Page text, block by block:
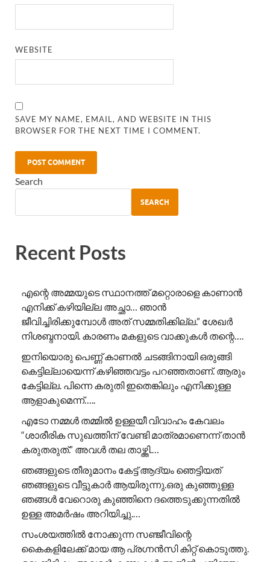
WEBSITE
SAVE MY NAME, EMAIL, AND WEBSITE IN THIS
BROWSER FOR THE NEXT TIME I COMMENT.
Search
SEARCH
Recent Posts
എന്റെ അമ്മയുടെ സ്ഥാനത്ത് മറ്റൊരാളെ കാണാൻ
എനിക്ക് കഴിയില്ല അച്ഛാ… ഞാൻ
ജീവിച്ചിരിക്കുമ്പോൾ അത് സമ്മതിക്കില്ല.” ശേഖർ
നിശബ്ദനായി. കാരണം മകളുടെ വാക്കുകൾ തന്റെ….
ഇനിയൊരു പെണ്ണ് കാണൽ ചടങ്ങിനായി ഒരുങ്ങി
കെട്ടില്ലായെന്ന് കഴിഞ്ഞവട്ടം പറഞ്ഞതാണ്. ആരും
കേട്ടില്ല. പിന്നെ കരുതി ഇതെങ്കിലും എനിക്കുള്ള
ആളാകുമെന്ന്…..
എടോ നമ്മൾ തമ്മിൽ ഉള്ളയീ വിവാഹം കേവലം
“ശാരീരിക സുഖത്തിന് വേണ്ടി മാത്രമാണെന്ന് താൻ
കരുതരുത്.” അവൾ തല താഴ്ത്തി.…
ഞങ്ങളുടെ തീരുമാനം കേട്ട് ആദ്യം ഞെട്ടിയത്
ഞങ്ങളുടെ വീട്ടുകാർ ആയിരുന്നു.ഒരു കുഞ്ഞുള്ള
ഞങ്ങൾ വേറൊരു കുഞ്ഞിനെ ദത്തെടുക്കുന്നതിൽ
ഉള്ള അമർഷം അറിയിച്ചു.…
സംശയത്തിൽ നോക്കുന്ന സഞ്ജീവിന്റെ
കൈകളിലേക്ക് മായ ആ പ്രഗ്നൻസി കിറ്റ് കൊടുത്തു.